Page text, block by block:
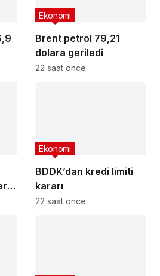
Brent petrol 79,21
dolara geriledi
Ekonomi
22 saat önce
BDDK’dan kredi limiti
kararı
Ekonomi
22 saat önce